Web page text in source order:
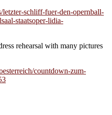
letzter-schliff-fuer-den-opernball-
staatsoper-lidia-
rehearsal with many pictures
countdown-zum-